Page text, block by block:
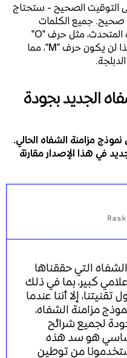
التوقيت الصحيح - ستحتاج
جميع الكلمات
المنطوقة سيكون لها تأثير على وجه المتحدث، مثل حرف "O"
سيخلق بالطبع شكل بيضاوي للفم لذا لن يكون حرف "M"، مما
الجديد بجودة
مزامنة الشفاه الحالي.
في هذا الإصدار مقارنة
التي حققناها
كبير، بما في ذلك
إلا أننا عندما
مزامنة الشفاه،
لجميع شرائح
هو سد هذه
من توطين